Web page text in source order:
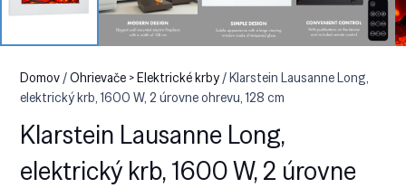
Domov/Ohrievače > Elektrické krby/ Klarstein Lausanne Long,
elektrický krb, 1600 W, 2 úrovne ohrevu, 128 cm
Klarstein Lausanne Long,
elektrický krb, 1600 W, 2 úrovne